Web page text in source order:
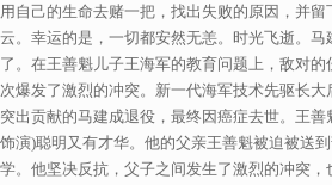
用自己的生命去赌一把，找出失败的原因，并
云。幸运的是，一切都安然无恙。时光飞逝。
了。在王善魁儿子王海军的教育问题上，敌对
次爆发了激烈的冲突。新一代海军技术先驱长
突出贡献的马建成退役，最终因癌症去世。王
饰演)聪明又有才华。他的父亲王善魁被迫被送
学。他坚决反抗，父子之间发生了激烈的冲突，